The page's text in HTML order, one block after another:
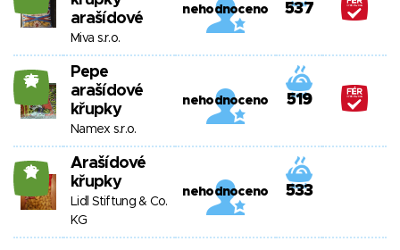
arašídové
Miva s.r.o.
nehodnoceno 537
25
Pepe
arašídové
křupky
Namex s.r.o.
nehodnoceno 519
18
Arašídové
křupky
Lidl Stiftung & Co.
KG
nehodnoceno 533